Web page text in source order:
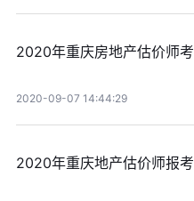
2020年重庆房地产估价师
2020-09-07 14:44:29
2020年重庆地产估价师报